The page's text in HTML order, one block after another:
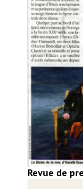
Revue de